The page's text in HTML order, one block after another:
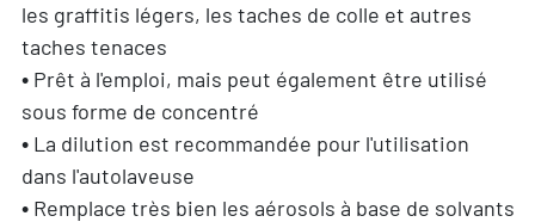
les graffitis légers, les taches de colle et autres
taches tenaces
• Prêt à l'emploi, mais peut également être utilisé
sous forme de concentré
• La dilution est recommandée pour l'utilisation
dans l'autolaveuse
• Remplace très bien les aérosols à base de solvants